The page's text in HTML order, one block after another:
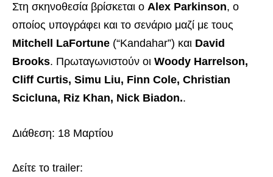
Στη σκηνοθεσία βρίσκεται ο Alex Parkinson, ο
οποίος υπογράφει και το σενάριο μαζί με τους
Mitchell LaFortune (“Kandahar”) και David
Brooks. Πρωταγωνιστούν οι Woody Harrelson,
Cliff Curtis, Simu Liu, Finn Cole, Christian
Scicluna, Riz Khan, Nick Biadon..
Διάθεση: 18 Μαρτίου
Δείτε το trailer: